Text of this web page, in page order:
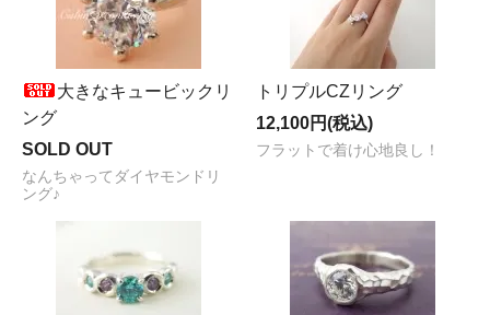
大きなキュービックリ
ング
SOLD OUT
なんちゃってダイヤモンドリ
ング♪
トリプルCZリング
12,100円(税込)
フラットで着け心地良し！